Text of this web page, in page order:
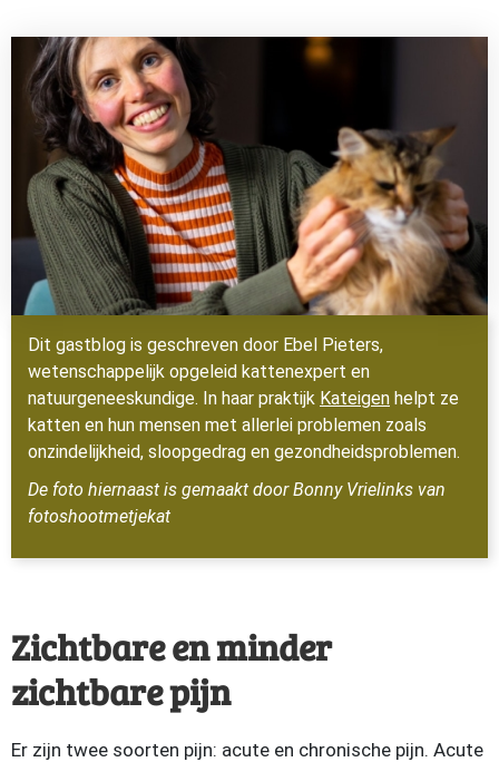
Dit gastblog is geschreven door Ebel Pieters,
wetenschappelijk opgeleid kattenexpert en
natuurgeneeskundige. In haar praktijk Kateigen helpt ze
katten en hun mensen met allerlei problemen zoals
onzindelijkheid, sloopgedrag en gezondheidsproblemen.
De foto hiernaast is gemaakt door Bonny Vrielinks van
fotoshootmetjekat
Zichtbare en minder
zichtbare pijn
Er zijn twee soorten pijn: acute en chronische pijn. Acute